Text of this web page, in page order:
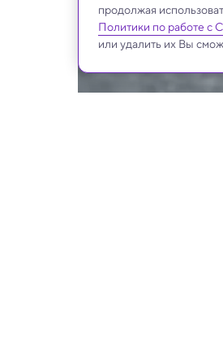
продолжая
Политики по работе с
или удалить их Вы